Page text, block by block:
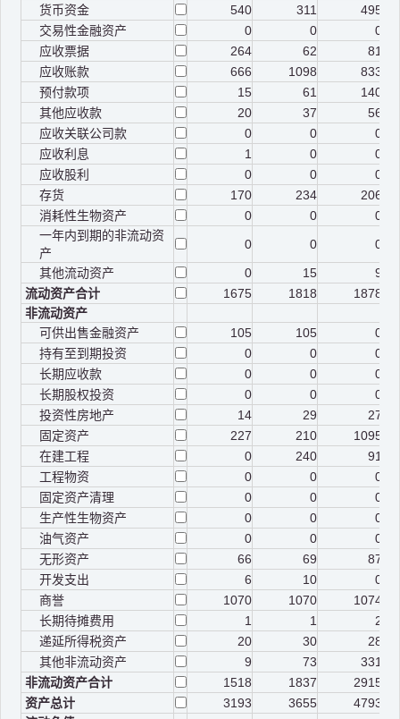
货币资金
540 311
495
交易性金融资产
0 0
0
应收票据
264 62
81
应收账款
666 1098
833
预付款项
15 61
140
其他应收款
20 37
56
应收关联公司款
0 0
0
应收利息
1 0
0
应收股利
0 0
0
存货
170 234
206
消耗性生物资产
0 0
0
一年内到期的非流动资
产
0 0
0
其他流动资产
0 15
9
流动资产合计
1675 1818
1878
非流动资产
可供出售金融资产
105 105
0
持有至到期投资
0 0
0
长期应收款
0 0
0
长期股权投资
0 0
0
投资性房地产
14 29
27
固定资产
227 210
1095
在建工程
0 240
91
工程物资
0 0
0
固定资产清理
0 0
0
生产性生物资产
0 0
0
油气资产
0 0
0
无形资产
66 69
87
开发支出
6 10
0
商誉
1070 1070
1074
长期待摊费用
1 1
2
递延所得税资产
20 30
28
其他非流动资产
9 73
331
非流动资产合计
1518 1837
2915
资产总计
3193 3655
4793